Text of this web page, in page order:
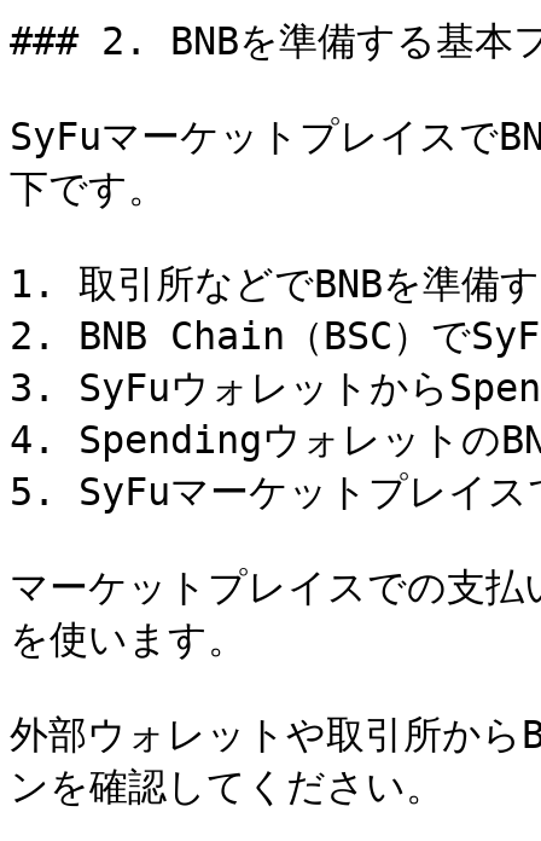
### 2. BNBを準備する基本
SyFuマーケットプレイスで
下です。
1. 取引所などでBNBを準備
2. BNB Chain（BSC）で
3. SyFuウォレットから
4. Spendingウォレットの
5. SyFuマーケットプレイス
マーケットプレイスでの支
を使います。
外部ウォレットや取引所から
ンを確認してください。